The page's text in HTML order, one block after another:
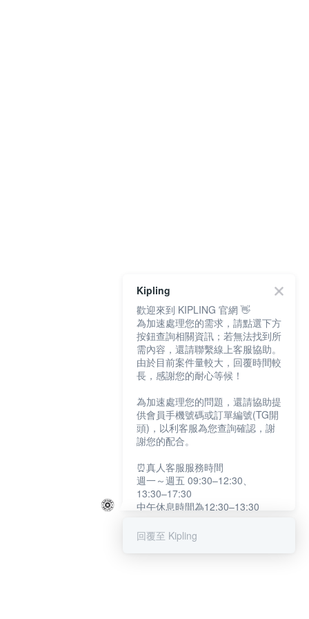
Kipling
歡迎來到 KIPLING 官網 👋
為加速處理您的需求，請點選下方
按鈕查詢相關資訊；若無法找到所
需內容，還請聯繫線上客服協助。
由於目前案件量較大，回覆時間較
長，感謝您的耐心等候！
為加速處理您的問題，還請協助提
供會員手機號碼或訂單編號(TG開
頭)，以利客服為您查詢確認，謝
謝您的配合。
⏰真人客服服務時間
週一～週五 09:30–12:30、
13:30–17:30
中午休息時間為12:30–13:30
提醒您：系統會自動已讀訊息，如
回覆至 Kipling